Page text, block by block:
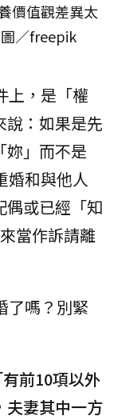
價值觀差異太
／freepik
上，是「權
說：如果是先
妳」而不是
婚和與他人
偶或已經「知
當作訴請離
了嗎？別緊
前10項以外
夫妻其中一方